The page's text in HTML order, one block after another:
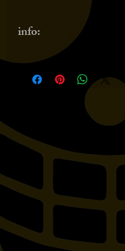
info:
modello HH 732-600
CONDUCENTE!!!
con i seguenti veicoli:
DRAG STARXV535
VIRAGOV-STAR 650
CUSTOMXVS650
STARXV700
VIRAGOXV1100
STAR 1100
DRAG STAR